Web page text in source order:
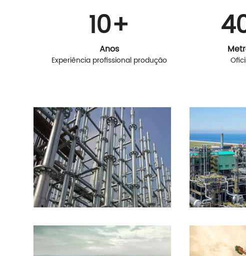
10+
Anos
Experiência profissional produção